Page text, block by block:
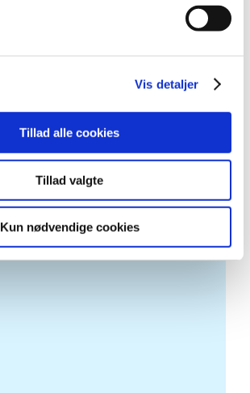
Vis detaljer
Tillad alle cookies
Tillad valgte
Kun nødvendige cookies